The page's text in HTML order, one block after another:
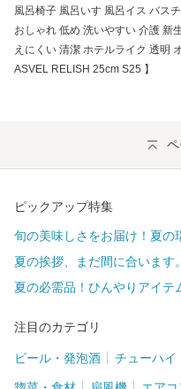
風呂椅子 風呂いす 風呂イス バス
おしゃれ 低め 洗いやすい 介護 新
えにくい 清潔 ホテルライク 透明
ASVEL RELISH 25cm S25 】
ピックアップ特集
旬の美味しさをお届け！夏の
夏の挨拶、まだ間に合います。
夏の必需品！ひんやりアイテ
注目のカテゴリ
ビール・発泡酒 チューハイ